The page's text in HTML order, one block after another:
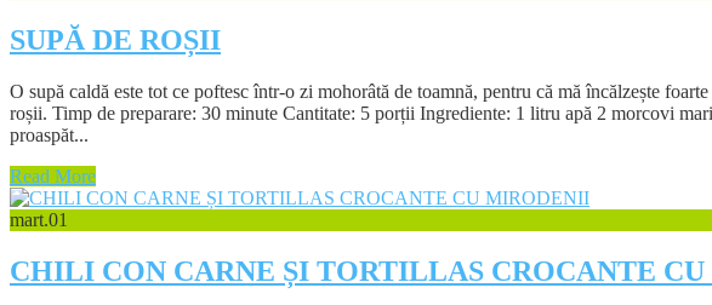
SUPĂ DE ROȘII
O supă caldă este tot ce poftesc într-o zi mohorâtă de toamnă, pentru că mă încălzește
roșii. Timp de preparare: 30 minute Cantitate: 5 porții Ingrediente: 1 litru apă 2 morcovi
proaspăt...
Read More
mart.01
CHILI CON CARNE ȘI TORTILLAS CROCANTE